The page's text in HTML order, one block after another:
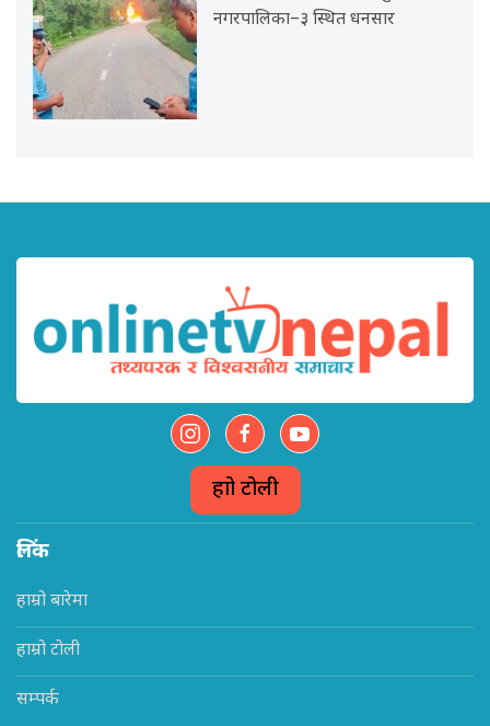
नगरपालिका–३ स्थित धनसार
हाम्रो टोली
लिंक
हाम्रो बारेमा
हाम्रो टोली
सम्पर्क